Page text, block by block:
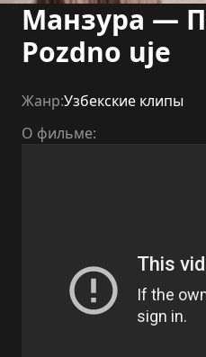
Манзура —
Pozdno uje
Жанр:Узбекские клипы
О фильме: